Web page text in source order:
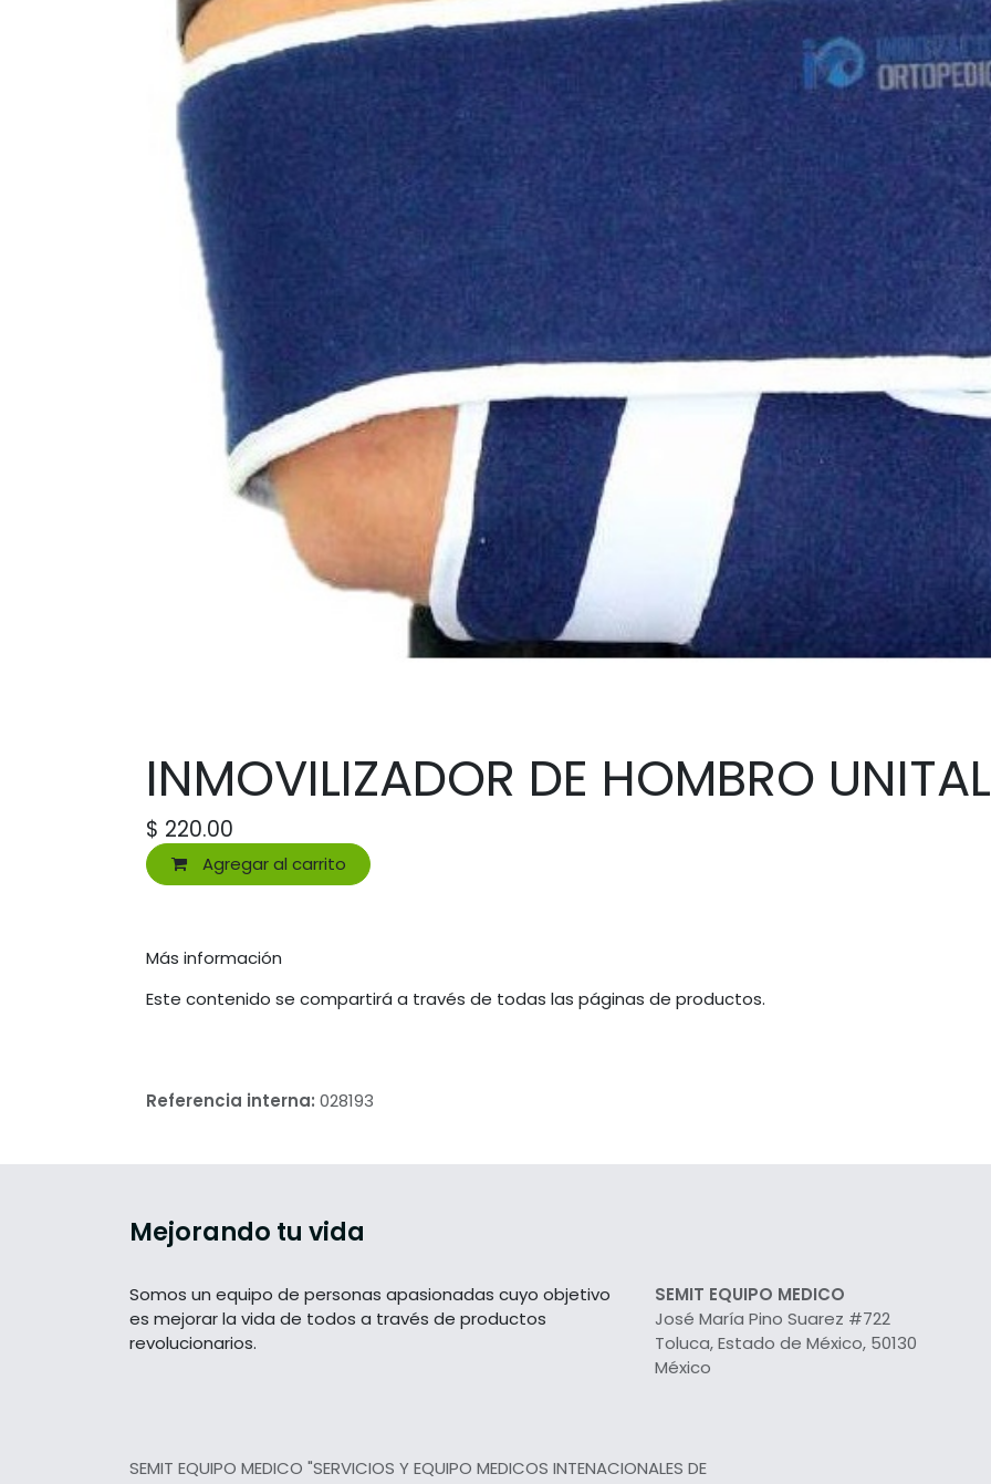
INMOVILIZADOR DE HOMBRO
$ 220.00
Agregar al carrito
Más información
Este contenido se compartirá a través de todas las páginas de productos.
Referencia interna: 028193
Mejorando tu vida
Somos un equipo de personas apasionadas cuyo objetivo
es mejorar la vida de todos a través de productos
revolucionarios.
SEMIT EQUIPO MEDICO
José María Pino Suarez #722
Toluca, Estado de México, 50130
México
SEMIT EQUIPO MEDICO "SERVICIOS Y EQUIPO MEDICOS INTENACIONALES DE